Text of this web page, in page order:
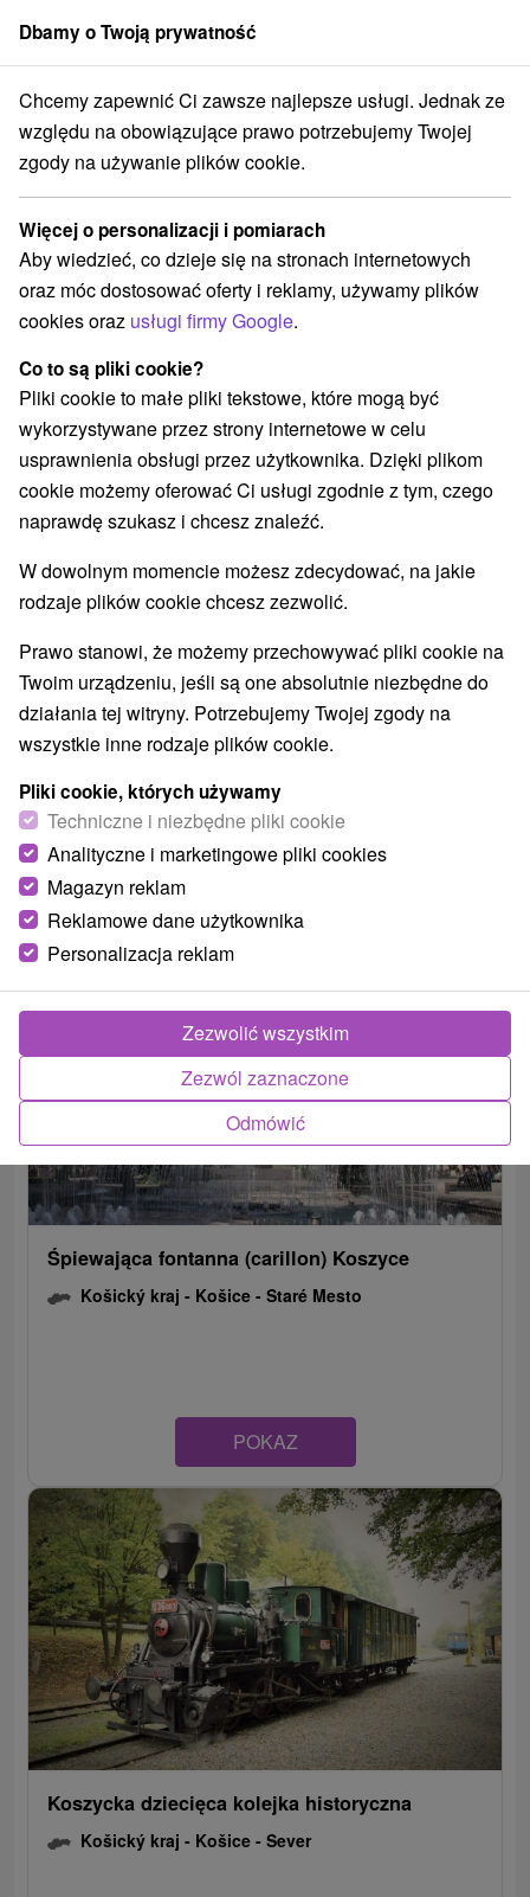
członek grupySorger
Atrakcje na Słowacji Zabytki techniki Slanské vrchy
Zabytki techniki Slanské vrchy
Kategorie
Wszystkie kategorie
Planetarium i obserwatorium(2)
Szlaki winne (1) Pola golfowe(1)
Ośrodek narciarski (1)
Miejsca sakralne(3) Zamki(5) Chaty górskie(1)
Teatry(3) Skanseny(4) Sporty(3)
Zamki, pałace, ruiny(9)
Wieże obserwacyjne i chodniki(5)
Areny laserowe i paintball(2)
Ośrodki i miasteczka dziecięce
Jeziora, jeziora, zbiorniki wodne (4)
Aquaparki, baseny(1) Kościoły drewniane
Tarcze (2) Escaperoom(5) Ogrody botaniczne(2)
Ogrody zoologiczne i fermy zwierząt(3)
Muzea i galerie(9) Atrakcje turystyczne(8)
Atrakcje z adrenaliną(4) Kolejki linowe
Tory bobslejowe(1) Jaskinie(1)
Wsie i miasta
Košice - Staré Mesto
Śpiewająca fontanna (carillon) Koszyce
Košický kraj - Košice - Staré Mesto
POKAZ
Koszycka dziecięca kolejka historyczna
Košický kraj - Košice - Sever
Dbamy o Twoją prywatność
Chcemy zapewnić Ci zawsze najlepsze usługi. Jednak ze
względu na obowiązujące prawo potrzebujemy Twojej
zgody na używanie plików cookie.
Więcej o personalizacji i pomiarach
Aby wiedzieć, co dzieje się na stronach internetowych
oraz móc dostosować oferty i reklamy, używamy plików
cookies oraz usługi firmy Google.
Co to są pliki cookie?
Pliki cookie to małe pliki tekstowe, które mogą być
wykorzystywane przez strony internetowe w celu
usprawnienia obsługi przez użytkownika. Dzięki plikom
cookie możemy oferować Ci usługi zgodnie z tym, czego
naprawdę szukasz i chcesz znaleźć.
W dowolnym momencie możesz zdecydować, na jakie
rodzaje plików cookie chcesz zezwolić.
Prawo stanowi, że możemy przechowywać pliki cookie na
Twoim urządzeniu, jeśli są one absolutnie niezbędne do
działania tej witryny. Potrzebujemy Twojej zgody na
wszystkie inne rodzaje plików cookie.
Pliki cookie, których używamy
Techniczne i niezbędne pliki cookie
Analityczne i marketingowe pliki cookies
Magazyn reklam
Reklamowe dane użytkownika
Personalizacja reklam
Odmówić
Zezwól zaznaczone
Zezwolić wszystkim